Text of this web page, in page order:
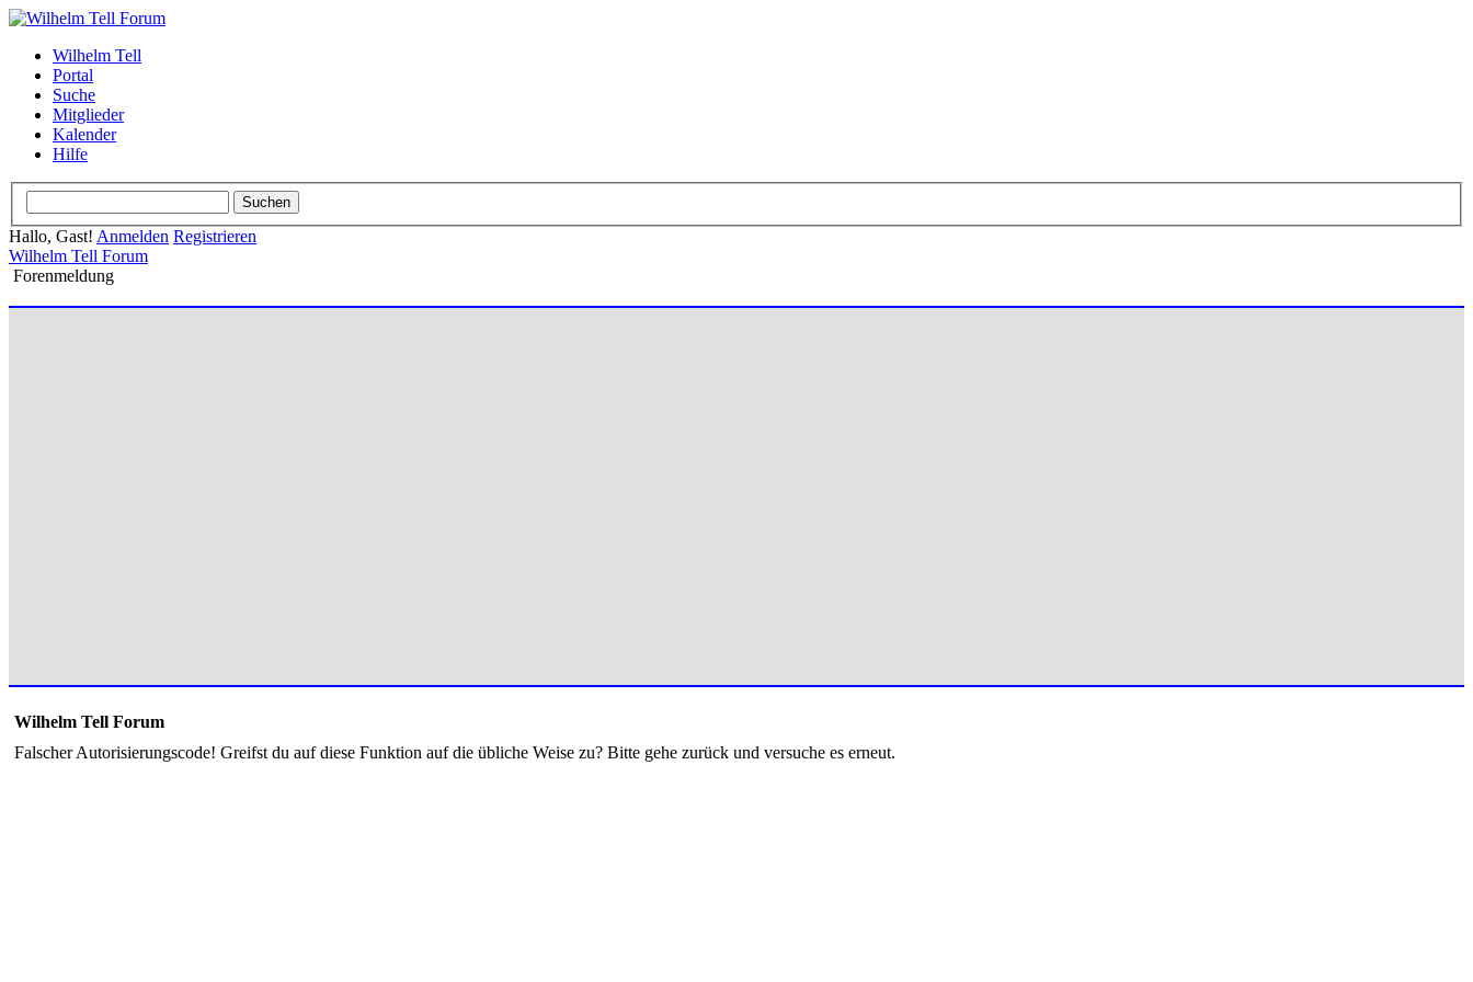
Wilhelm Tell
Portal
Suche
Mitglieder
Kalender
Hilfe
Hallo, Gast! Anmelden Registrieren
Wilhelm Tell Forum
Forenmeldung
Wilhelm Tell Forum
Falscher Autorisierungscode! Greifst du auf diese Funktion auf die übliche Weise zu? Bitte gehe zurück und versuche es erneut.